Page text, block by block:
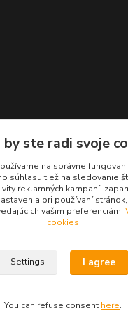
709 534
hod.) or Whatsap 24/7
by ste radi svoje
na správne
súhlasu tiež na sledovanie
reklamných kampaní,
pri používaní
vašim preferenciám.
cookies
Settings I agree
You can refuse consent here.